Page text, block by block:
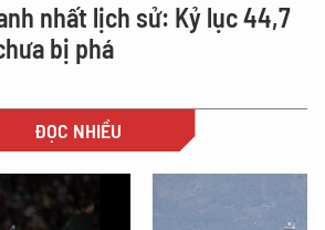
nhất lịch sử: Kỷ lục 44,7
bị phá
ĐỌC NHIỀU